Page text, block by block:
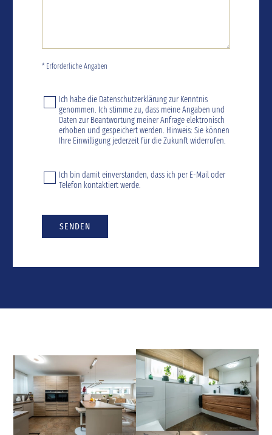
* Erforderliche Angaben
Ich habe die Datenschutzerklärungzur Kenntnis
genommen. Ich stimme zu, dass meine Angaben und
Daten zur Beantwortung meiner Anfrage elektronisch
erhoben und gespeichert werden. Hinweis: Sie können
Ihre Einwilligung jederzeit für die Zukunft widerrufen.
Ich bin damit einverstanden, dass ich per E-Mail oder
Telefon kontaktiert werde.
SENDEN